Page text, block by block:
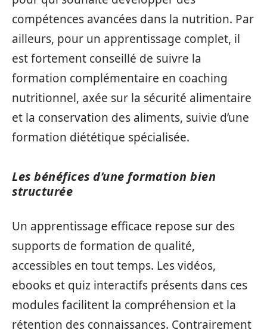
compétences avancées dans la nutrition. Par
ailleurs, pour un apprentissage complet, il
est fortement conseillé de suivre la
formation complémentaire en coaching
nutritionnel, axée sur la sécurité alimentaire
et la conservation des aliments, suivie d’une
formation diététique spécialisée.
Les bénéfices d’une formation bien
structurée
Un apprentissage efficace repose sur des
supports de formation de qualité,
accessibles en tout temps. Les vidéos,
ebooks et quiz interactifs présents dans ces
modules facilitent la compréhension et la
rétention des connaissances. Contrairement